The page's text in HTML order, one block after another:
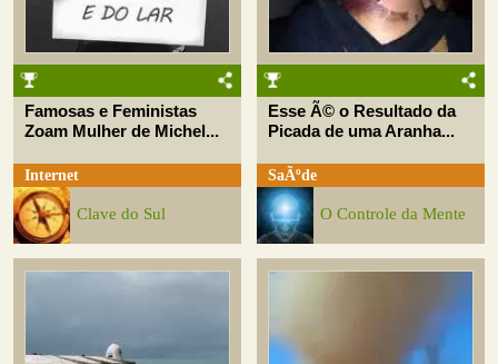
Famosas e Feministas
Zoam Mulher de Michel...
Internet
Clave do Sul
Esse Ã© o Resultado da
Picada de uma Aranha...
SaÃºde
O Controle da Mente